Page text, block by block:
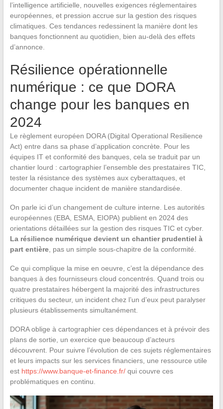
l’intelligence artificielle, nouvelles exigences réglementaires
européennes, et pression accrue sur la gestion des risques
climatiques. Ces tendances redessinent la manière dont les
banques fonctionnent au quotidien, bien au-delà des effets
d’annonce.
Résilience opérationnelle
numérique : ce que DORA
change pour les banques en
2024
Le règlement européen DORA (Digital Operational Resilience
Act) entre dans sa phase d’application concrète. Pour les
équipes IT et conformité des banques, cela se traduit par un
chantier lourd : cartographier l’ensemble des prestataires TIC,
tester la résistance des systèmes aux cyberattaques, et
documenter chaque incident de manière standardisée.
On parle ici d’un changement de culture interne. Les autorités
européennes (EBA, ESMA, EIOPA) publient en 2024 des
orientations détaillées sur la gestion des risques TIC et cyber.
La résilience numérique devient un chantier prudentiel à
part entière, pas un simple sous-chapitre de la conformité.
Ce qui complique la mise en oeuvre, c’est la dépendance des
banques à des fournisseurs cloud concentrés. Quand trois ou
quatre prestataires hébergent la majorité des infrastructures
critiques du secteur, un incident chez l’un d’eux peut paralyser
plusieurs établissements simultanément.
DORA oblige à cartographier ces dépendances et à prévoir des
plans de sortie, un exercice que beaucoup d’acteurs
découvrent. Pour suivre l’évolution de ces sujets réglementaires
et leurs impacts sur les services financiers, une ressource utile
est https://www.banque-et-finance.fr/qui couvre ces
problématiques en continu.